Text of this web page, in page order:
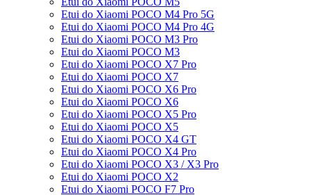
Etui do Xiaomi POCO M4 Pro 5G
Etui do Xiaomi POCO M4 Pro 4G
Etui do Xiaomi POCO M3 Pro
Etui do Xiaomi POCO M3
Etui do Xiaomi POCO X7 Pro
Etui do Xiaomi POCO X7
Etui do Xiaomi POCO X6 Pro
Etui do Xiaomi POCO X6
Etui do Xiaomi POCO X5 Pro
Etui do Xiaomi POCO X5
Etui do Xiaomi POCO X4 GT
Etui do Xiaomi POCO X4 Pro
Etui do Xiaomi POCO X3 / X3 Pro
Etui do Xiaomi POCO X2
Etui do Xiaomi POCO F7 Pro